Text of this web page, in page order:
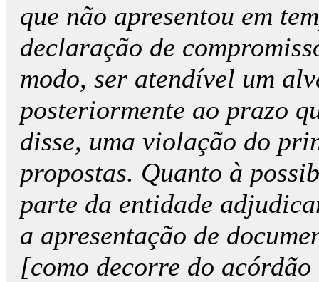
que não apresentou em
declaração de
modo, ser atendível um
posteriormente ao prazo
disse, uma violação do
propostas. Quanto à
parte da entidade
a apresentação de
[como decorre do